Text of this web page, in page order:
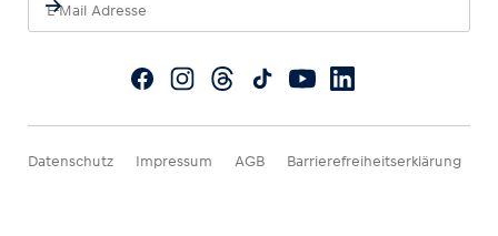
Datenschutz Impressum AGB Barrierefreiheitserklärung